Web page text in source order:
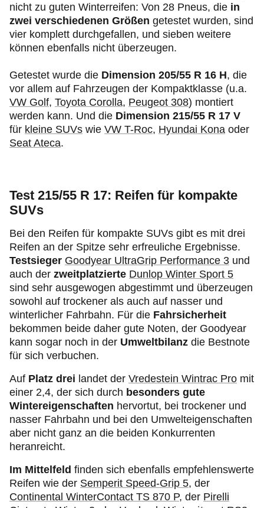
nicht zu guten Winterreifen: Von 28 Pneus, die in
zwei verschiedenen Größen getestet wurden, sind
vier komplett durchgefallen, und sieben weitere
können ebenfalls nicht überzeugen.
Getestet wurde die Dimension 205/55 R 16 H, die
vor allem auf Fahrzeugen der Kompaktklasse (u.a.
VW Golf, Toyota Corolla, Peugeot 308) montiert
werden kann. Und die Dimension 215/55 R 17 V
für kleine SUVs wie VW T-Roc, Hyundai Kona oder
Seat Ateca.
Test 215/55 R 17: Reifen für kompakte
SUVs
Bei den Reifen für kompakte SUVs gibt es mit drei
Reifen an der Spitze sehr erfreuliche Ergebnisse.
Testsieger Goodyear UltraGrip Performance 3 und
auch der zweitplatzierte Dunlop Winter Sport 5
sind sehr ausgewogen abgestimmt und überzeugen
sowohl auf trockener als auch auf nasser und
winterlicher Fahrbahn. Für die Fahrsicherheit
bekommen beide daher gute Noten, der Goodyear
kann sogar noch in der Umweltbilanz die Bestnote
für sich verbuchen.
Auf Platz drei landet der Vredestein Wintrac Pro mit
einer 2,4, der sich durch besonders gute
Wintereigenschaften hervortut, bei trockener und
nasser Fahrbahn und bei den Umwelteigenschaften
aber nicht ganz an die beiden Konkurrenten
heranreicht.
Im Mittelfeld finden sich ebenfalls empfehlenswerte
Reifen wie der Semperit Speed-Grip 5, der
Continental WinterContact TS 870 P, der Pirelli